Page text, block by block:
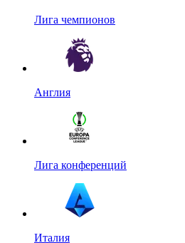
Лига чемпионов
Англия
Лига конференций
Италия